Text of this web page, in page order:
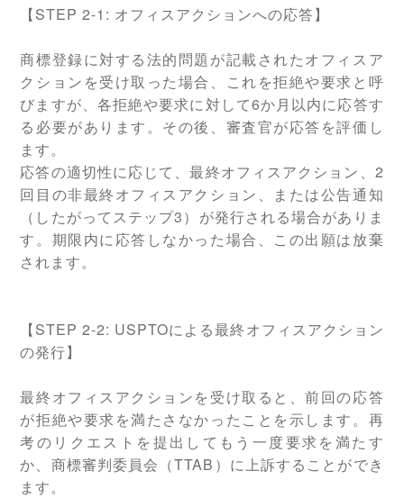
【STEP 2-1: オフィスアクションへの応答】
商標登録に対する法的問題が記載されたオフィスア
クションを受け取った場合、これを拒絶や要求と呼
びますが、各拒絶や要求に対して6か月以内に応答す
る必要があります。その後、審査官が応答を評価し
ます。
応答の適切性に応じて、最終オフィスアクション、2
回目の非最終オフィスアクション、または公告通知
（したがってステップ3）が発行される場合がありま
す。期限内に応答しなかった場合、この出願は放棄
されます。
【STEP2-2: USPTOによる最終オフィスアクション
の発行】
最終オフィスアクションを受け取ると、前回の応答
が拒絶や要求を満たさなかったことを示します。再
考のリクエストを提出してもう一度要求を満たす
か、商標審判委員会（TTAB）に上訴することができ
ます。